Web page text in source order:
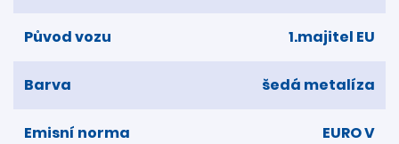
Původ vozu 1.majitel EU
Barva šedá metalíza
Emisní norma EURO V